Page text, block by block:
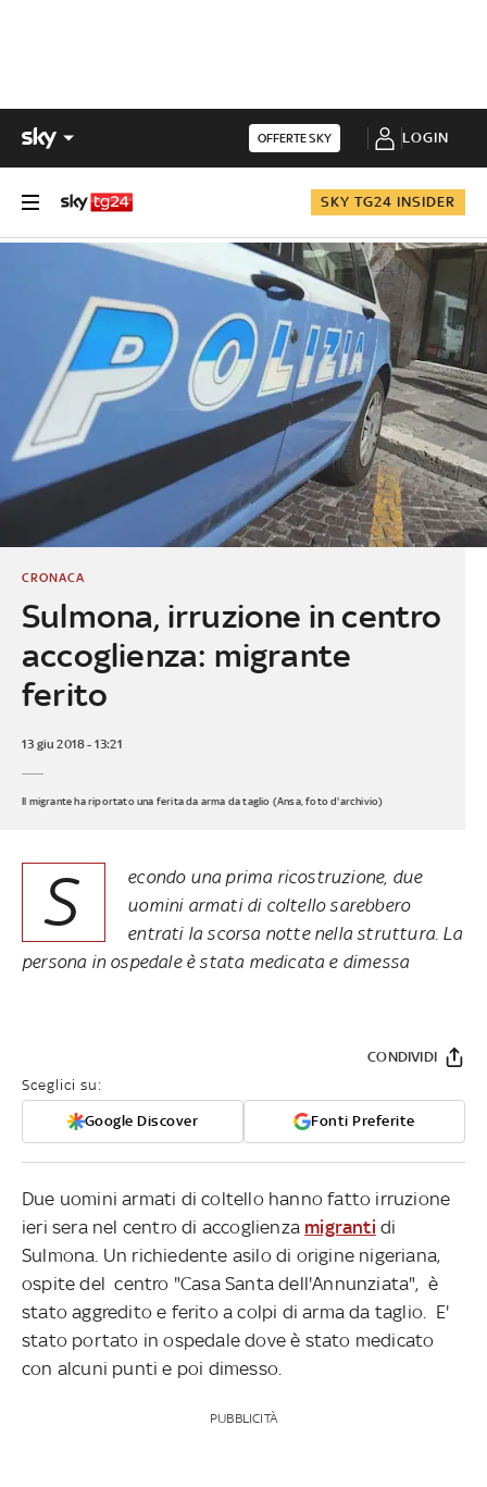
OFFERTE SKY LOGIN
SKY TG24 INSIDER
Sulmona, irruzione in centro
accoglienza: migrante
ferito
CRONACA
13 giu 2018 - 13:21
Il migrante ha riportato una ferita da arma da taglio (Ansa, foto d'archivio)
S
econdo una prima ricostruzione, due
uomini armati di coltello sarebbero
entrati la scorsa notte nella struttura. La
persona in ospedale è stata medicata e dimessa
Sceglici su:
Google Discover Fonti Preferite
CONDIVIDI
Due uomini armati di coltello hanno fatto irruzione
ieri sera nel centro di accoglienza migranti di
Sulmona. Un richiedente asilo di origine nigeriana,
ospite del centro "Casa Santa dell'Annunziata", è
stato aggredito e ferito a colpi di arma da taglio. E'
stato portato in ospedale dove è stato medicato
con alcuni punti e poi dimesso.
PUBBLICITÀ